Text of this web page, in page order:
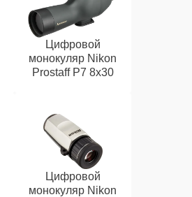
Цифровой
монокуляр Nikon
Prostaff P7 8x30
Цифровой
монокуляр Nikon